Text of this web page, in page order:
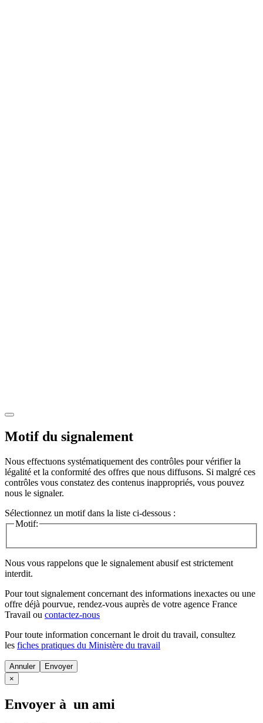
Motif du signalement
Nous effectuons systématiquement des contrôles pour vérifier la
légalité et la conformité des offres que nous diffusons. Si malgré ces
contrôles vous constatez des contenus inappropriés, vous pouvez
nous le signaler.
Sélectionnez un motif dans la liste ci-dessous :
Motif:
Nous vous rappelons que le signalement abusif est strictement
interdit.
Pour tout signalement concernant des informations inexactes ou une
offre déjà pourvue, rendez-vous auprès de votre agence France
Travail ou contactez-nous
Pour toute information concernant le droit du travail, consultez
les fiches pratiques du Ministère du travail
Annuler
×
Envoyer à un ami